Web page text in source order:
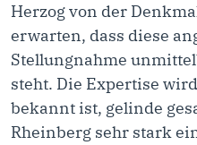
Herzog von der
erwarten, dass diese
Stellungnahme
steht. Die Expertise
bekannt ist, gelinde
Rheinberg sehr stark